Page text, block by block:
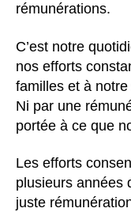
rémunérations.
C’est notre
nos efforts
familles et à
Ni par une
portée à ce que
Les efforts
plusieurs années
juste